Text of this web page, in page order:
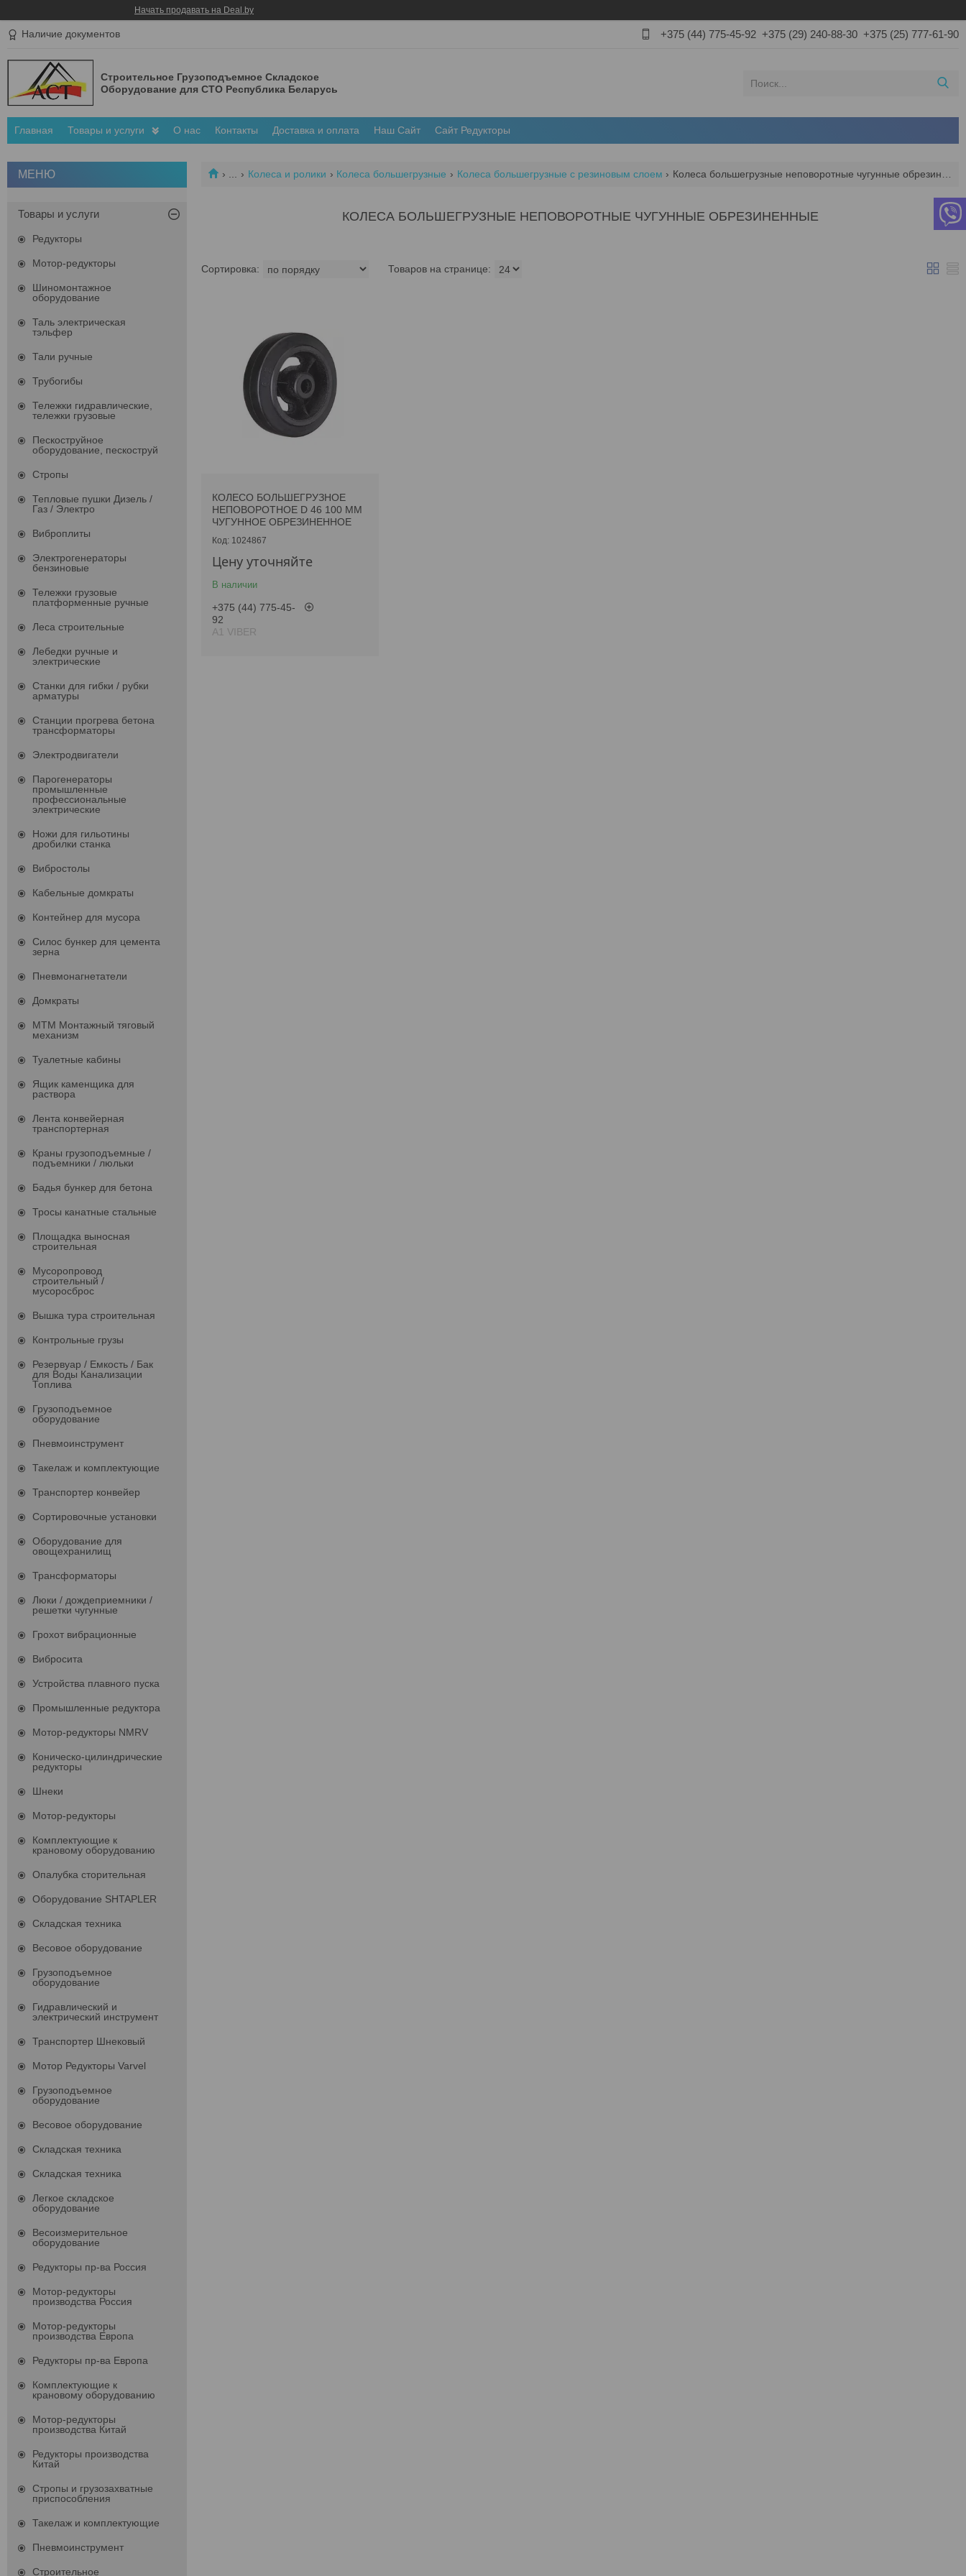
Начать продавать на Deal.by
Наличие документов +375 (44) 775-45-92 +375 (29) 240-88-30 +375 (25) 777-61-90
Строительное Грузоподъемное Складское
Оборудование для СТО Республика Беларусь
Главная Товары и услуги О нас Контакты Доставка и оплата Наш Сайт Сайт Редукторы
Колеса и ролики Колеса большегрузные Колеса большегрузные с резиновым слоем
КОЛЕСА БОЛЬШЕГРУЗНЫЕ НЕПОВОРОТНЫЕ ЧУГУННЫЕ ОБРЕЗИНЕННЫЕ
КОЛЕСО БОЛЬШЕГРУЗНОЕ
НЕПОВОРОТНОЕ D 46 100 ММ
ЧУГУННОЕ ОБРЕЗИНЕННОЕ
1024867
Цену уточняйте
В наличии
+375 (44) 775-45-
92
А1 VIBER
Товары и услуги
Редукторы
Мотор-редукторы
Шиномонтажное
оборудование
Таль электрическая
тэльфер
Тали ручные
Трубогибы
Тележки гидравлические,
тележки грузовые
Пескоструйное
оборудование, пескоструй
Стропы
Тепловые пушки Дизель /
Газ / Электро
Виброплиты
Электрогенераторы
бензиновые
Тележки грузовые
платформенные ручные
Леса строительные
Лебедки ручные и
электрические
Станки для гибки / рубки
арматуры
Станции прогрева бетона
трансформаторы
Электродвигатели
Парогенераторы
промышленные
профессиональные
электрические
Ножи для гильотины
дробилки станка
Вибростолы
Кабельные домкраты
Контейнер для мусора
Силос бункер для цемента
зерна
Пневмонагнетатели
Домкраты
МТМ Монтажный тяговый
механизм
Туалетные кабины
Ящик каменщика для
раствора
Лента конвейерная
транспортерная
Краны грузоподъемные /
подъемники / люльки
Бадья бункер для бетона
Тросы канатные стальные
Площадка выносная
строительная
Мусоропровод
строительный /
мусоросброс
Вышка тура строительная
Контрольные грузы
Резервуар / Емкость / Бак
для Воды Канализации
Топлива
Грузоподъемное
оборудование
Пневмоинструмент
Такелаж и комплектующие
Транспортер конвейер
Сортировочные установки
Оборудование для
овощехранилищ
Трансформаторы
Люки / дождеприемники /
решетки чугунные
Грохот вибрационные
Вибросита
Устройства плавного пуска
Промышленные редуктора
Мотор-редукторы NMRV
Коническо-цилиндрические
редукторы
Шнеки
Мотор-редукторы
Комплектующие к
крановому оборудованию
Опалубка сторительная
Оборудование SHTAPLER
Складская техника
Весовое оборудование
Грузоподъемное
оборудование
Гидравлический и
электрический инструмент
Транспортер Шнековый
Мотор Редукторы Varvel
Грузоподъемное
оборудование
Весовое оборудование
Складская техника
Складская техника
Легкое складское
оборудование
Весоизмерительное
оборудование
Редукторы пр-ва Россия
Мотор-редукторы
производства Россия
Мотор-редукторы
производства Европа
Редукторы пр-ва Европа
Комплектующие к
крановому оборудованию
Мотор-редукторы
производства Китай
Редукторы производства
Китай
Стропы и грузозахватные
приспособления
Такелаж и комплектующие
Пневмоинструмент
Строительное